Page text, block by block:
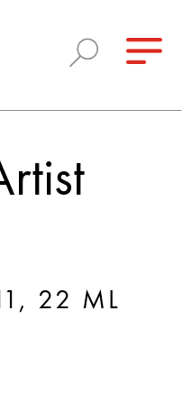
22 ML